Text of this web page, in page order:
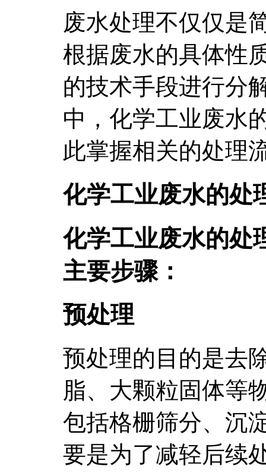
废水处理不仅仅是
根据废水的具体性
的技术手段进行分
中，化学工业废水
此掌握相关的处理
化学工业废水的处
化学工业废水的处
主要步骤：
预处理
预处理的目的是去
脂、大颗粒固体等
包括格栅筛分、沉
要是为了减轻后续